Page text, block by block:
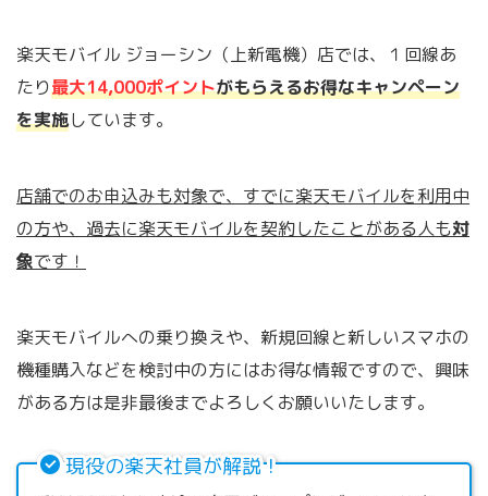
楽天モバイル ジョーシン（上新電機）店では、１回線あ
たり最大14,000ポイントがもらえるお得なキャンペーン
を実施しています。
店舗でのお申込みも対象で、すでに楽天モバイルを利用中
の方や、過去に楽天モバイルを契約したことがある人も対
象です！
楽天モバイルへの乗り換えや、新規回線と新しいスマホの
機種購入などを検討中の方にはお得な情報ですので、興味
がある方は是非最後までよろしくお願いいたします。
現役の楽天社員が解説！